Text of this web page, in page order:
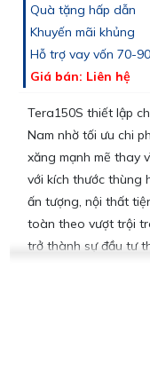
Quà tặng hấp dẫn
Khuyến mãi khủng
Hỗ trợ vay vốn 70-
Giá bán: Liên hệ
Tera150S thiết lập
Nam nhờ tối ưu chi
xăng mạnh mẽ thay
với kích thước thùng
ấn tượng, nội thất
toàn theo vượt trội
trở thành sự đầu tư